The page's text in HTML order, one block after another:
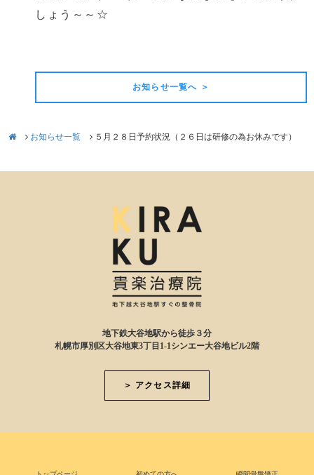
しょう～～☆
お知らせ一覧へ ＞
お知らせ一覧 ５月２８日予約状況（２６日は研修の為お休みです）
地下鉄大谷地駅から徒歩３分
札幌市厚別区大谷地東3丁目1-1シンエー大谷地ビル2階
＞ アクセス詳細